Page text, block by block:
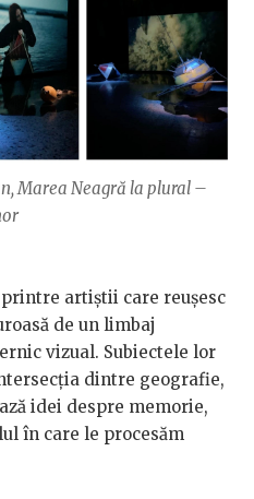
Marea Neagră la plural –
artiștii care reușesc
de un limbaj
vizual. Subiectele lor
dintre geografie,
idei despre memorie,
în care le procesăm